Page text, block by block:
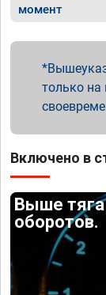
момент
только
Включено в
Выше тяга
оборотов.